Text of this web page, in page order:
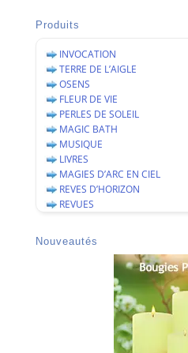
Produits
INVOCATION
TERRE DE L’AIGLE
OSENS
FLEUR DE VIE
PERLES DE SOLEIL
MAGIC BATH
MUSIQUE
LIVRES
MAGIES D’ARC EN CIEL
REVES D’HORIZON
REVUES
Nouveautés